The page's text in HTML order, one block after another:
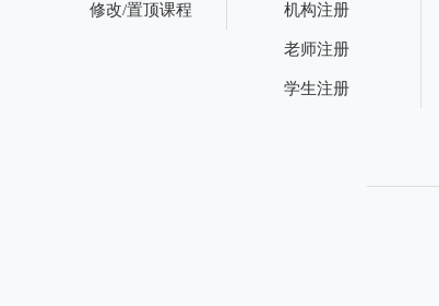
修改/置顶课程 机构注册
老师注册
学生注册